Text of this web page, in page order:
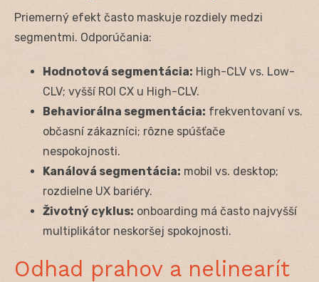
Priemerný efekt často maskuje rozdiely medzi
segmentmi. Odporúčania:
Hodnotová segmentácia: High-CLV vs. Low-
CLV; vyšší ROI CX u High-CLV.
Behaviorálna segmentácia: frekventovaní vs.
občasní zákazníci; rôzne spúšťače
nespokojnosti.
Kanálová segmentácia: mobil vs. desktop;
rozdielne UX bariéry.
Životný cyklus: onboarding má často najvyšší
multiplikátor neskoršej spokojnosti.
Odhad prahov a nelinearít